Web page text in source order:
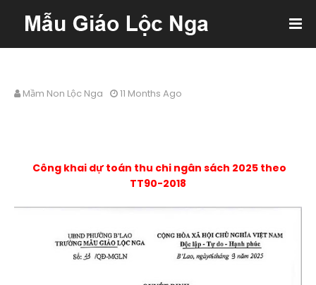
Mầm Non Lộc Nga 11 Months Ago
Công khai dự toán thu chi ngân sách 2025 theo
TT90-2018